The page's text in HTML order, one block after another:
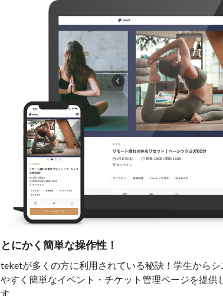
とにかく簡単な操作性！
teketが多くの方に利用されている秘訣！学生から
やすく簡単なイベント・チケット管理ページを提
す。